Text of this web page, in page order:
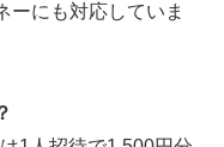
ーにも対応していま